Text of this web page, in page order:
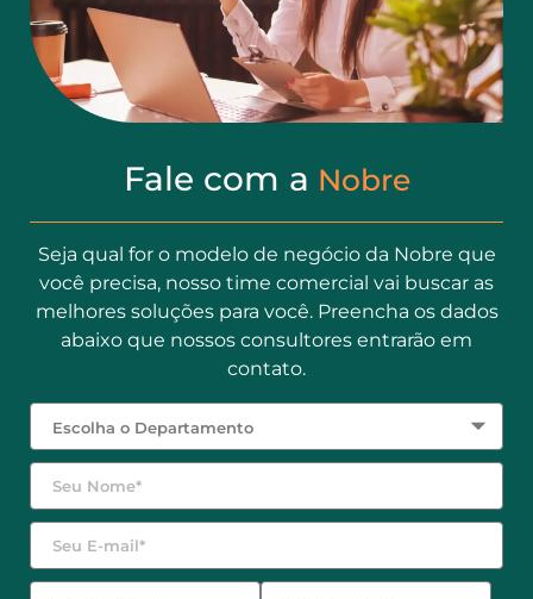
Fale com a Nobre
Seja qual for o modelo de negócio da Nobre que
você precisa, nosso time comercial vai buscar as
melhores soluções para você. Preencha os dados
abaixo que nossos consultores entrarão em
contato.